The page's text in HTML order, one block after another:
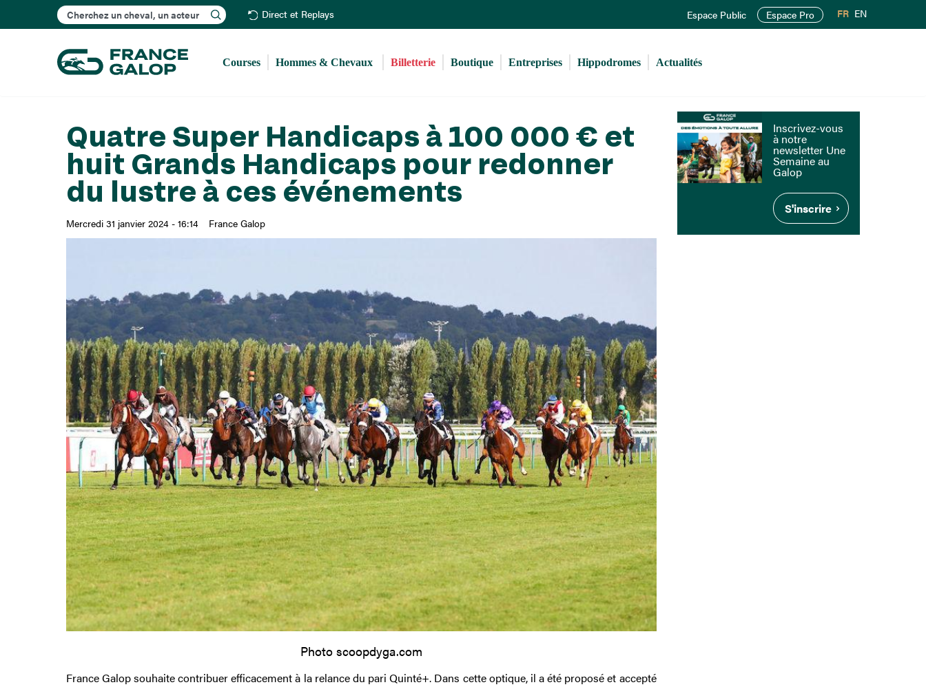
au
principal
Rechercher Direct et Replays Espace Public Espace Pro FR EN
Courses Hommes & Chevaux Billetterie Boutique Entreprises Hippodromes Actualités
Quatre Super Handicaps à 100 000 € et
huit Grands Handicaps pour redonner
du lustre à ces événements
Mercredi 31 janvier 2024 - 16:14 France Galop
Photo scoopdyga.com
France Galop souhaite contribuer efficacement à la relance du pari Quinté+. Dans cette optique, il a été proposé et accepté
Inscrivez-vous
à notre
newsletter Une
Semaine au
Galop
S'inscrire